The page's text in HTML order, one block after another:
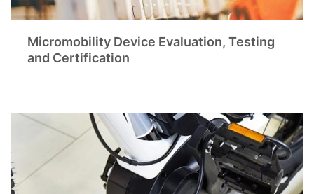
Micromobility Device Evaluation, Testing
and Certification